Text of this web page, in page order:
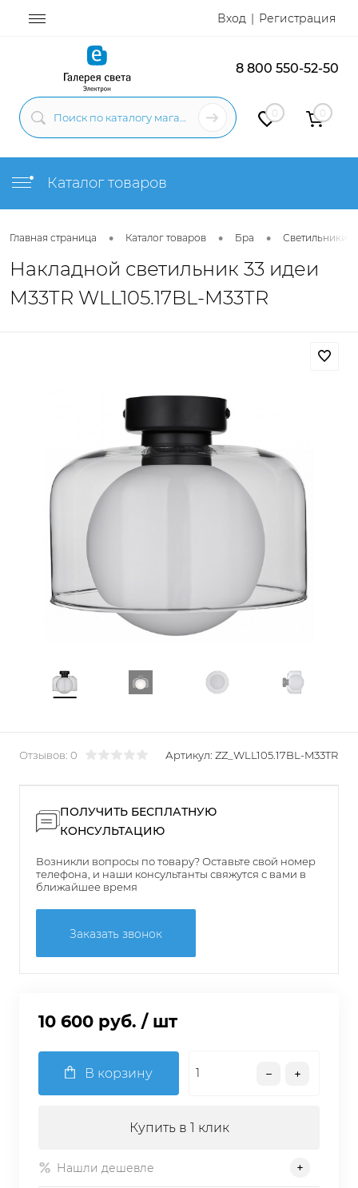
Вход Регистрация
8 800 550-52-50
0 0
Каталог товаров
Главная страница • Каталог товаров • Бра • Светильники
Накладной светильник 33 идеи
M33TR WLL105.17BL-M33TR
Отзывов: 0 Артикул: ZZ_WLL105.17BL-M33TR
ПОЛУЧИТЬ БЕСПЛАТНУЮ
КОНСУЛЬТАЦИЮ
Возникли вопросы по товару? Оставьте свой номер
телефона, и наши консультанты свяжутся с вами в
ближайшее время
Заказать звонок
10 600 руб. / шт
В корзину
Купить в 1 клик
Нашли дешевле